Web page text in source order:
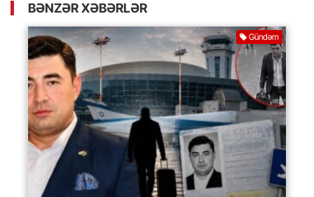
BƏNZƏR XƏBƏRLƏR
Gündəm